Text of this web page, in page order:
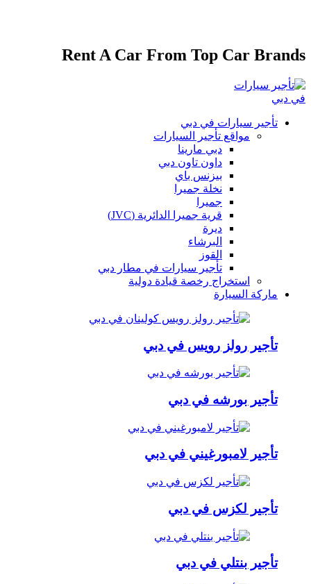
Rent A Car From Top Car Brands
تأجير سيارات في دبي
مواقع تأجير السيارات
دبي مارينا
داون تاون دبي
بيزنس باي
نخلة جميرا
جميرا
قرية جميرا الدائرية (JVC)
ديرة
البرشاء
القوز
تأجير سيارات في مطار دبي
استخراج رخصة قيادة دولية
ماركة السيارة
تأجير رولز رويس في دبي
تأجير بورشه في دبي
تأجير لامبورغيني في دبي
تأجير لكزس في دبي
تأجير بنتلي في دبي